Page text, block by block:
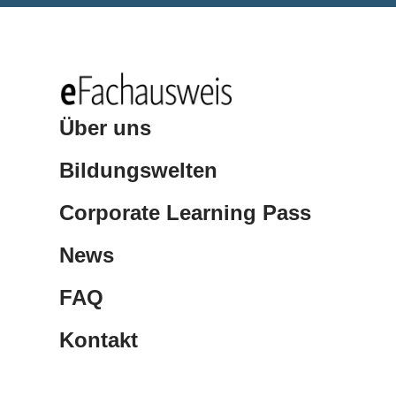
Über uns
Bildungswelten
Corporate Learning Pass
News
FAQ
Kontakt